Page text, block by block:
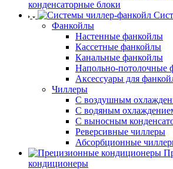
конденсаторные блоки
Фанкойлы
Настенные фанкойлы
Кассетные фанкойлы
Канальные фанкойлы
Напольно-потолочные
Аксессуары для
Чиллеры
С воздушным
С водяным
С выносным
Реверсивные чиллеры
Абсорбционные
кондиционеры